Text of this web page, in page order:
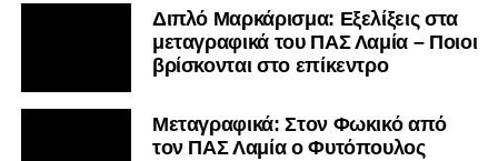
Διπλό Μαρκάρισμα: Εξελίξεις στα
μεταγραφικά του ΠΑΣ Λαμία – Ποιοι
βρίσκονται στο επίκεντρο
Μεταγραφικά: Στον Φωκικό από
τον ΠΑΣ Λαμία ο Φυτόπουλος